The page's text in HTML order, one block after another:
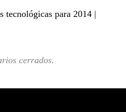
tecnológicas para 2014 |
cerrados.